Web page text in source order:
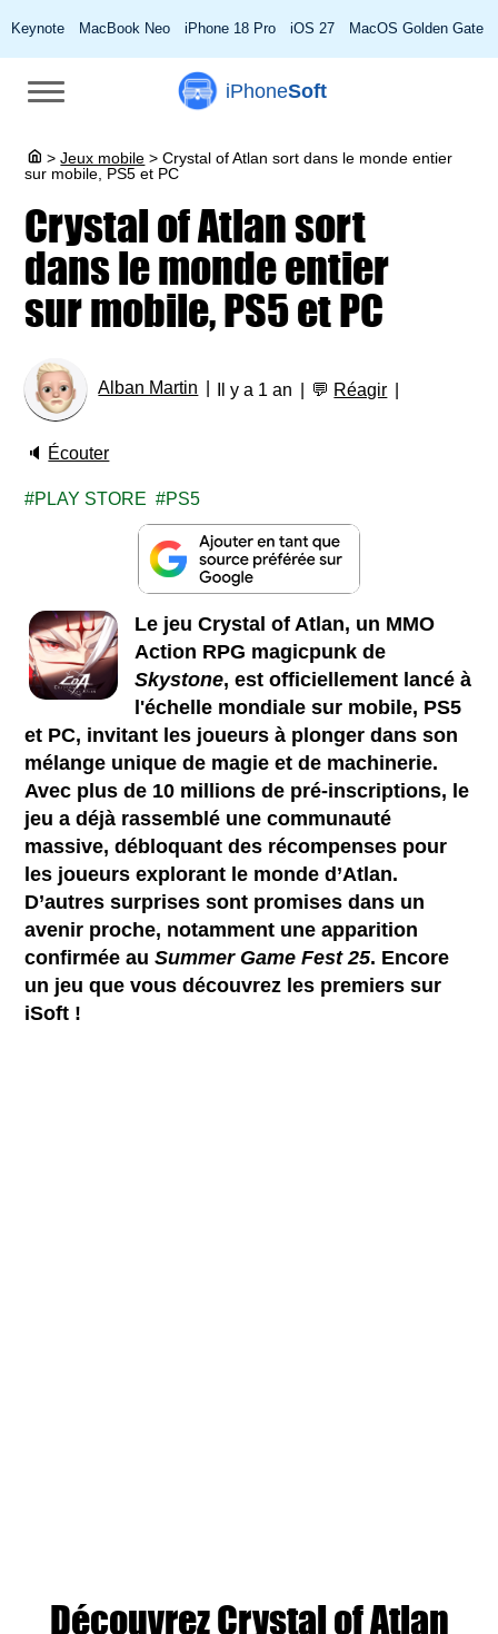
Keynote MacBook Neo iPhone 18 Pro iOS 27 MacOS Golden Gate
iPhoneSoft
> Jeux mobile > Crystal of Atlan sort dans le monde entier
sur mobile, PS5 et PC
Crystal of Atlan sort
dans le monde entier
sur mobile, PS5 et PC
Alban Martin Il y a 1 an 💬 Réagir
🔈 Écouter
PLAY STORE PS5
Le jeu Crystal of Atlan, un MMO
Action RPG magicpunk de
Skystone, est officiellement lancé à
l'échelle mondiale sur mobile, PS5
et PC, invitant les joueurs à plonger dans son
mélange unique de magie et de machinerie.
Avec plus de 10 millions de pré-inscriptions, le
jeu a déjà rassemblé une communauté
massive, débloquant des récompenses pour
les joueurs explorant le monde d’Atlan.
D’autres surprises sont promises dans un
avenir proche, notamment une apparition
confirmée auSummer Game Fest 25. Encore
un jeu que vous découvrez les premiers sur
iSoft !
Découvrez Crystal of Atlan